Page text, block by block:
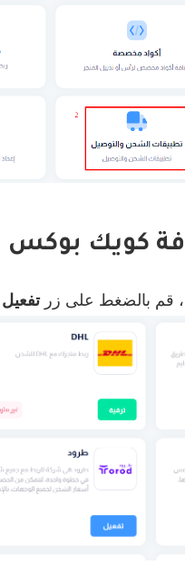
كويك بوكس
قم بالضغط على زرتفعيل